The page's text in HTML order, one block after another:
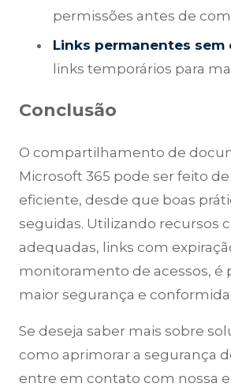
permissões antes de
Links permanentes sem
links temporários para
Conclusão
O compartilhamento de
Microsoft 365 pode ser feito
eficiente, desde que boas
seguidas. Utilizando recursos
adequadas, links com
monitoramento de acessos, é
maior segurança e
Se deseja saber mais sobre
como aprimorar a segurança
entre em contato com nossa